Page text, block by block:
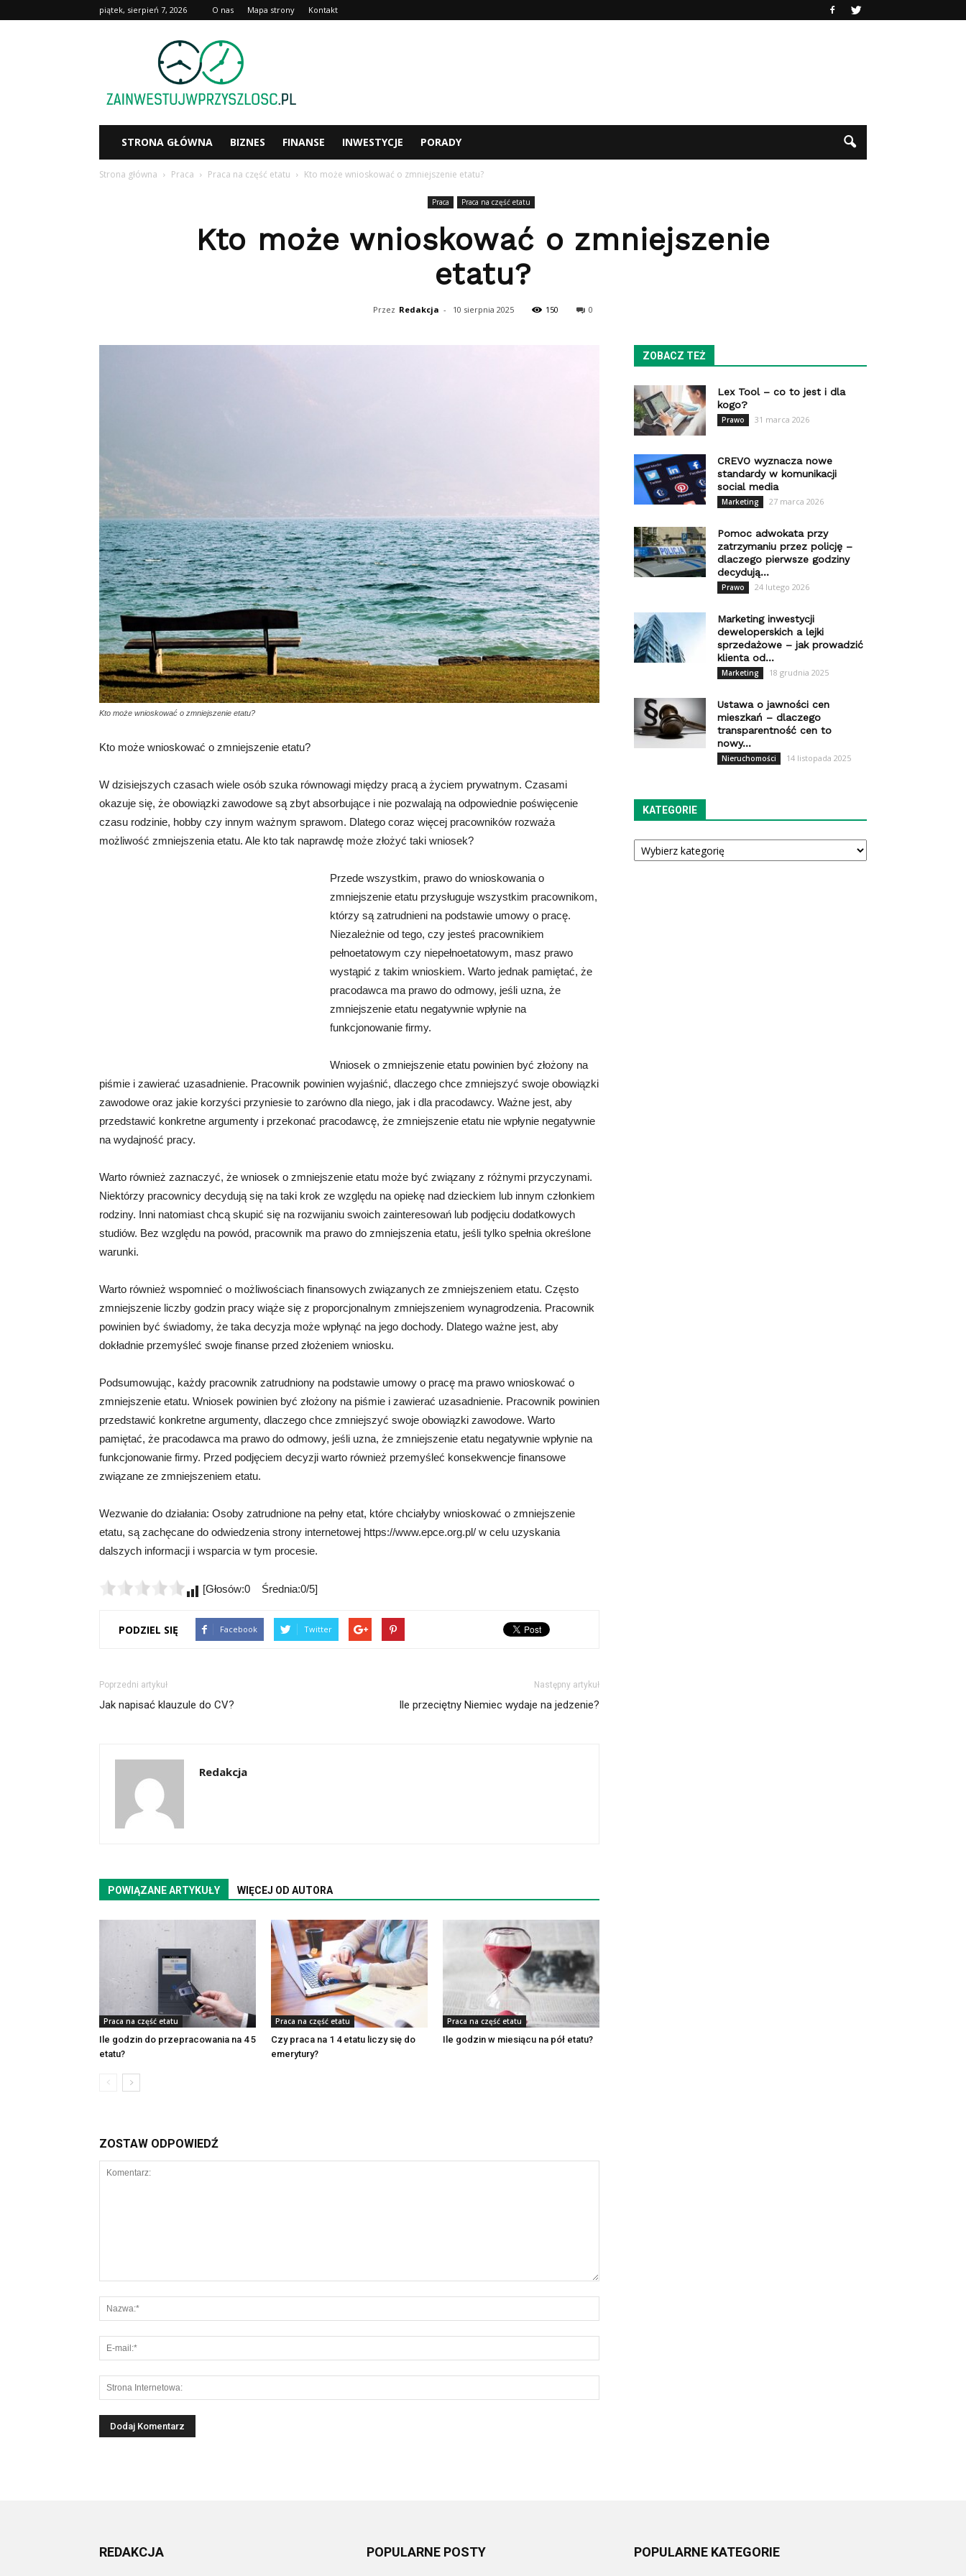
piątek, sierpień 7, 2026 O nas Mapa strony Kontakt
Zainwestujwprzyszlosc.pl
STRONA GŁÓWNA BIZNES FINANSE INWESTYCJE PORADY
Strona główna Praca Praca na część etatu Kto może wnioskować o zmniejszenie etatu?
Praca Praca na część etatu
Kto może wnioskować o zmniejszenie
etatu?
Przez Redakcja - 10 sierpnia 2025 150 0
Kto może wnioskować o zmniejszenie etatu?
Kto może wnioskować o zmniejszenie etatu?
W dzisiejszych czasach wiele osób szuka równowagi między pracą a życiem prywatnym. Czasami
okazuje się, że obowiązki zawodowe są zbyt absorbujące i nie pozwalają na odpowiednie poświęcenie
czasu rodzinie, hobby czy innym ważnym sprawom. Dlatego coraz więcej pracowników rozważa
możliwość zmniejszenia etatu. Ale kto tak naprawdę może złożyć taki wniosek?
Przede wszystkim, prawo do wnioskowania o
zmniejszenie etatu przysługuje wszystkim pracownikom,
którzy są zatrudnieni na podstawie umowy o pracę.
Niezależnie od tego, czy jesteś pracownikiem
pełnoetatowym czy niepełnoetatowym, masz prawo
wystąpić z takim wnioskiem. Warto jednak pamiętać, że
pracodawca ma prawo do odmowy, jeśli uzna, że
zmniejszenie etatu negatywnie wpłynie na
funkcjonowanie firmy.
Wniosek o zmniejszenie etatu powinien być złożony na
piśmie i zawierać uzasadnienie. Pracownik powinien wyjaśnić, dlaczego chce zmniejszyć swoje obowiązki
zawodowe oraz jakie korzyści przyniesie to zarówno dla niego, jak i dla pracodawcy. Ważne jest, aby
przedstawić konkretne argumenty i przekonać pracodawcę, że zmniejszenie etatu nie wpłynie negatywnie
na wydajność pracy.
Warto również zaznaczyć, że wniosek o zmniejszenie etatu może być związany z różnymi przyczynami.
Niektórzy pracownicy decydują się na taki krok ze względu na opiekę nad dzieckiem lub innym członkiem
rodziny. Inni natomiast chcą skupić się na rozwijaniu swoich zainteresowań lub podjęciu dodatkowych
studiów. Bez względu na powód, pracownik ma prawo do zmniejszenia etatu, jeśli tylko spełnia określone
warunki.
Warto również wspomnieć o możliwościach finansowych związanych ze zmniejszeniem etatu. Często
zmniejszenie liczby godzin pracy wiąże się z proporcjonalnym zmniejszeniem wynagrodzenia. Pracownik
powinien być świadomy, że taka decyzja może wpłynąć na jego dochody. Dlatego ważne jest, aby
dokładnie przemyśleć swoje finanse przed złożeniem wniosku.
Podsumowując, każdy pracownik zatrudniony na podstawie umowy o pracę ma prawo wnioskować o
zmniejszenie etatu. Wniosek powinien być złożony na piśmie i zawierać uzasadnienie. Pracownik powinien
przedstawić konkretne argumenty, dlaczego chce zmniejszyć swoje obowiązki zawodowe. Warto
pamiętać, że pracodawca ma prawo do odmowy, jeśli uzna, że zmniejszenie etatu negatywnie wpłynie na
funkcjonowanie firmy. Przed podjęciem decyzji warto również przemyśleć konsekwencje finansowe
związane ze zmniejszeniem etatu.
Wezwanie do działania: Osoby zatrudnione na pełny etat, które chciałyby wnioskować o zmniejszenie
etatu, są zachęcane do odwiedzenia strony internetowej https://www.epce.org.pl/ w celu uzyskania
dalszych informacji i wsparcia w tym procesie.
[Głosów:0 Średnia:0/5]
PODZIEL SIĘ Facebook Twitter
Poprzedni artykuł
Jak napisać klauzule do CV?
Następny artykuł
Ile przeciętny Niemiec wydaje na jedzenie?
Redakcja
POWIĄZANE ARTYKUŁY WIĘCEJ OD AUTORA
Praca na część etatu
Ile godzin do przepracowania na 4 5
etatu?
Praca na część etatu
Czy praca na 1 4 etatu liczy się do
emerytury?
Praca na część etatu
Ile godzin w miesiącu na pół etatu?
ZOSTAW ODPOWIEDŹ
ZOBACZ TEŻ
Lex Tool – co to jest i dla
kogo?
Prawo 31 marca 2026
CREVO wyznacza nowe
standardy w komunikacji
social media
Marketing 27 marca 2026
Pomoc adwokata przy
zatrzymaniu przez policję –
dlaczego pierwsze godziny
decydują...
Prawo 24 lutego 2026
Marketing inwestycji
deweloperskich a lejki
sprzedażowe – jak prowadzić
klienta od...
Marketing 18 grudnia 2025
Ustawa o jawności cen
mieszkań – dlaczego
transparentność cen to
nowy...
Nieruchomości 14 listopada 2025
KATEGORIE
Kategorie
REDAKCJA POPULARNE POSTY POPULARNE KATEGORIE